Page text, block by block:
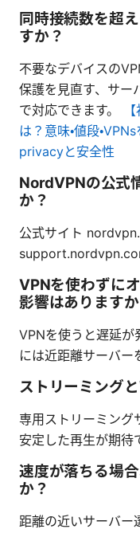
同時接続数を超
すか？
不要なデバイスの
保護を見直す、サー
で対応できます。
は？意味・値段・
privacyと安全性
NordVPNの公式
か？
公式サイト
VPNを使わずに
影響はありますか
VPNを使うと遅延が
には近距離サーバー
ストリーミング
専用ストリーミング
安定した再生が期待
速度が落ちる場
か？
距離の近いサーバー